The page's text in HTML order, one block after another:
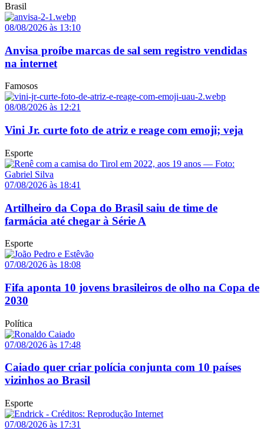
Brasil
08/08/2026 às 13:10
Anvisa proíbe marcas de sal sem registro vendidas
na internet
Famosos
08/08/2026 às 12:21
Vini Jr. curte foto de atriz e reage com emoji; veja
Esporte
07/08/2026 às 18:41
Artilheiro da Copa do Brasil saiu de time de
farmácia até chegar à Série A
Esporte
07/08/2026 às 18:08
Fifa aponta 10 jovens brasileiros de olho na Copa de
2030
Política
07/08/2026 às 17:48
Caiado quer criar polícia conjunta com 10 países
vizinhos ao Brasil
Esporte
07/08/2026 às 17:31